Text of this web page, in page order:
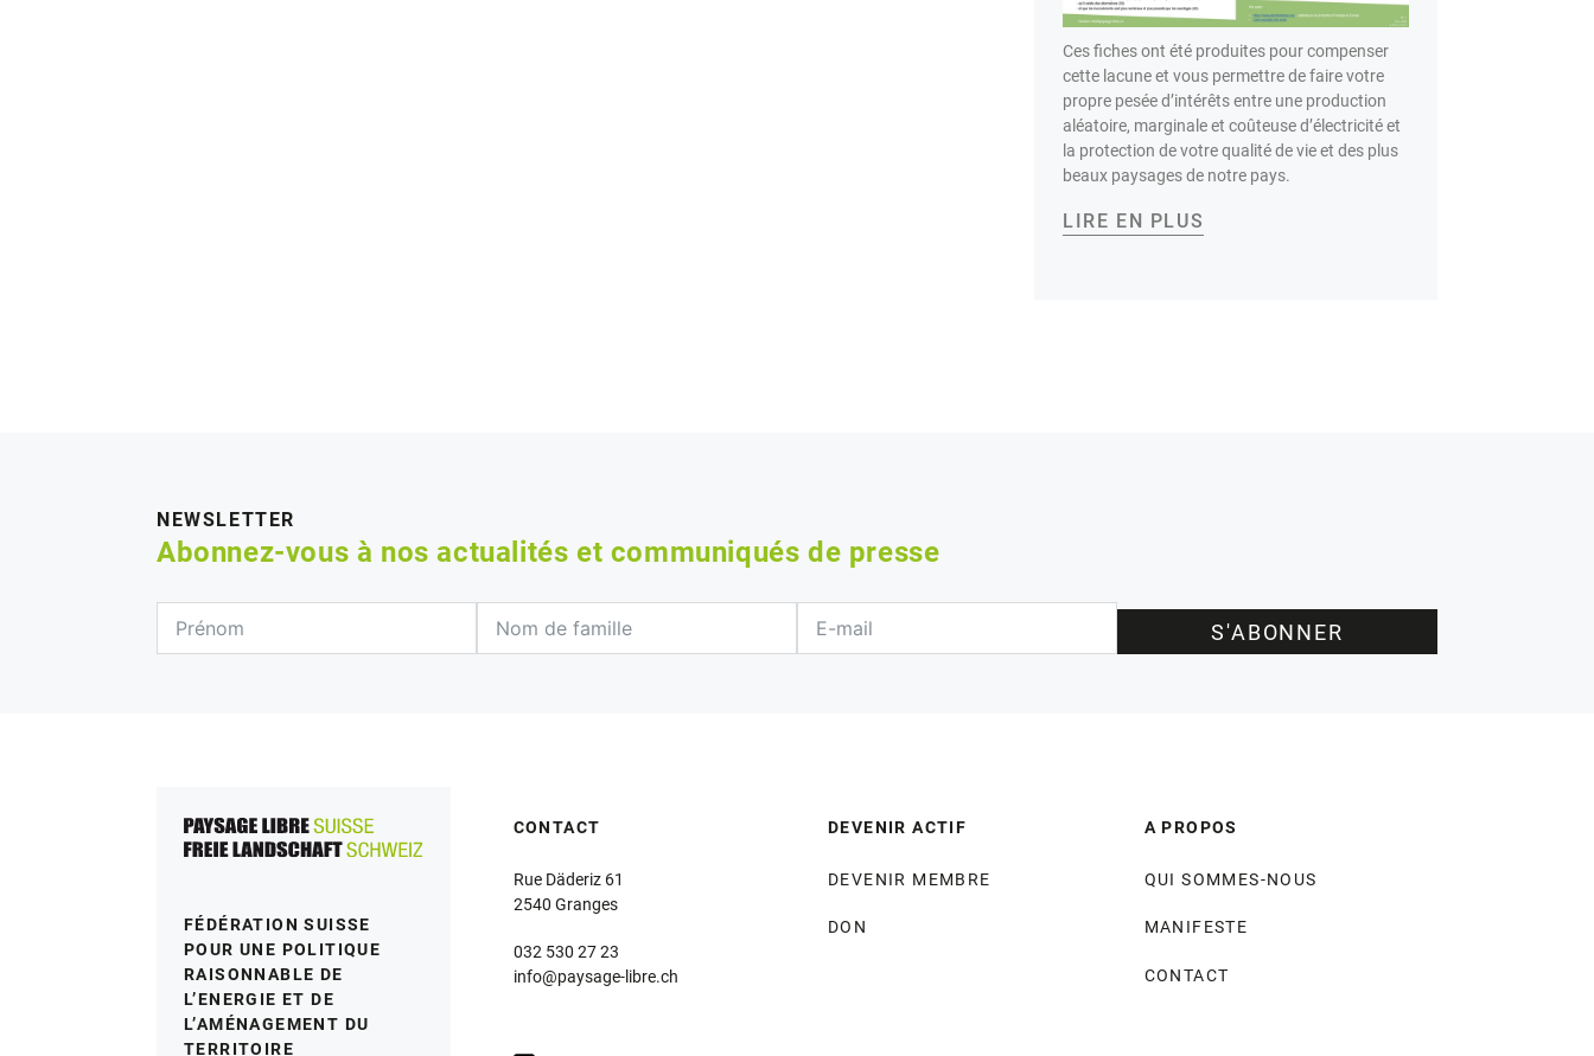
Ces fiches ont été produites pour compenser
cette lacune et vous permettre de faire votre
propre pesée d’intérêts entre une production
aléatoire, marginale et coûteuse d’électricité et
la protection de votre qualité de vie et des plus
beaux paysages de notre pays.
LIRE EN PLUS
NEWSLETTER
Abonnez-vous à nos actualités et communiqués de presse
S'ABONNER
FÉDÉRATION SUISSE
POUR UNE POLITIQUE
RAISONNABLE DE
L’ENERGIE ET DE
L’AMÉNAGEMENT DU
TERRITOIRE
CONTACT
Rue Däderiz 61
2540 Granges
032 530 27 23
info@paysage-libre.ch
DEVENIR ACTIF
DEVENIR MEMBRE
DON
A PROPOS
QUI SOMMES-NOUS
MANIFESTE
CONTACT